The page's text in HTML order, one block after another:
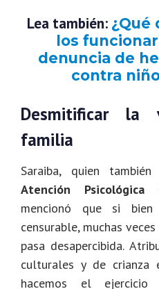
Lea también: ¿Qué
los
denuncia de
contra
Desmitificar la
familia
Saraiba, quien
Atención
mencionó que si
censurable, muchas
pasa desapercibida.
culturales y de crianza
hacemos el